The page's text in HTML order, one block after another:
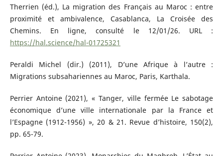
Therrien (éd.), La migration des Français au Maroc : entre
proximité et ambivalence, Casablanca, La Croisée des
Chemins. En ligne, consulté le 12/01/26. URL :
https://hal.science/hal-01725321
Peraldi Michel (dir.) (2011), D’une Afrique à l’autre :
Migrations subsahariennes au Maroc, Paris, Karthala.
Perrier Antoine (2021), « Tanger, ville fermée Le sabotage
économique d’une ville internationale par la France et
l’Espagne (1912-1956) », 20 & 21. Revue d’histoire, 150(2),
pp. 65-79.